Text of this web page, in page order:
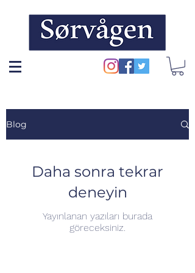
Blog
Daha sonra tekrar
deneyin
Yayınlanan yazıları burada
göreceksiniz.